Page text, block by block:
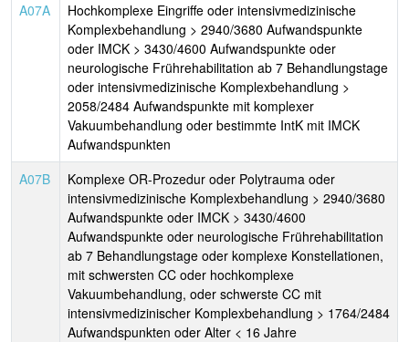
A07A
Hochkomplexe Eingriffe oder intensivmedizinische
Komplexbehandlung > 2940/3680 Aufwandspunkte
oder IMCK > 3430/4600 Aufwandspunkte oder
neurologische Frührehabilitation ab 7 Behandlungstage
oder intensivmedizinische Komplexbehandlung >
2058/2484 Aufwandspunkte mit komplexer
Vakuumbehandlung oder bestimmte IntK mit IMCK
Aufwandspunkten
A07B
Komplexe OR-Prozedur oder Polytrauma oder
intensivmedizinische Komplexbehandlung > 2940/3680
Aufwandspunkte oder IMCK > 3430/4600
Aufwandspunkte oder neurologische Frührehabilitation
ab 7 Behandlungstage oder komplexe Konstellationen,
mit schwersten CC oder hochkomplexe
Vakuumbehandlung, oder schwerste CC mit
intensivmedizinischer Komplexbehandlung > 1764/2484
Aufwandspunkten oder Alter < 16 Jahre